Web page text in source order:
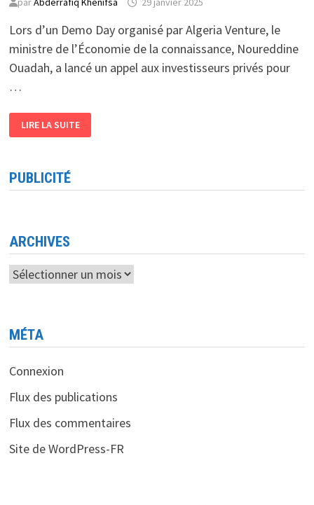
Lors d’un Demo Day organisé par Algeria Venture, le
ministre de l’Économie de la connaissance, Noureddine
Ouadah, a lancé un appel aux investisseurs privés pour
…
ET
ENTREPRENEURIAT
APPELLE
LES
LES
START-
UP
ALGÉRIENNES
LIRE LA SUITE
PUBLICITÉ
ARCHIVES
Archives
MÉTA
Connexion
Flux des publications
Flux des commentaires
Site de WordPress-FR